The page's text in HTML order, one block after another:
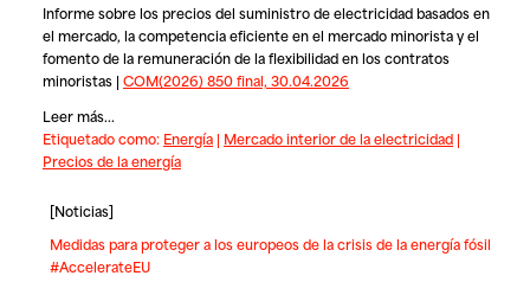
Informe sobre los precios del suministro de electricidad basados en
el mercado, la competencia eficiente en el mercado minorista y el
fomento de la remuneración de la flexibilidad en los contratos
minoristas | COM(2026) 850 final, 30.04.2026
Leer más...
Etiquetado como: Energía| Mercado interior de la electricidad|
Precios de la energía
[Noticias]
Medidas para proteger a los europeos de la crisis de la energía fósil
#AccelerateEU